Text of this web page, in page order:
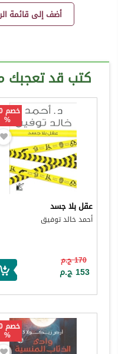
أضف إلى قائمة
كتب قد تعجبك
%
عقل بلا جسد
أحمد خالد توفيق
170 ج.م
153 ج.م
%